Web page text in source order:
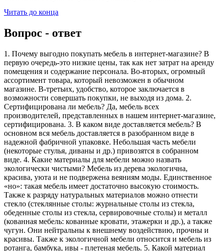
Читать до конца
Вопрос - ответ
1. Почему выгодно покупать мебель в интернет-магазине? В
первую очередь-это низкие цены, так как нет затрат на аренду
помещения и содержание персонала. Во-вторых, огромный
ассортимент товара, который невозможен в обычном
магазине. В-третьих, удобство, которое заключается в
возможности совершать покупки, не выходя из дома. 2.
Сертифицирована ли мебель? Да, мебель всех
производителей, представленных в нашем интернет-магазине,
сертифицирована. 3. В каком виде доставляется мебель? В
основном вся мебель доставляется в разобранном виде в
надежной фабричной упаковке. Небольшая часть мебели
(некоторые стулья, диваны и др.) привозятся в собранном
виде. 4. Какие материалы для мебели можно назвать
экологически чистыми? Мебель из дерева экологична,
красива, уюта и не подвержена веяниям моды. Единственное
«но»: такая мебель имеет достаточно высокую стоимость.
Также к разряду натуральных материалов можно отнести
стекло (стеклянные столы: журнальные столы из стекла,
обеденные столы из стекла, сервировочные столы) и металл
(кованная мебель: кованные кровати, этажерки и др.), а также
чугун. Они нейтральны к внешнему воздействию, прочны и
красивы. Также к экологичной мебели относится и мебель из
ротанга, бамбука, ивы - плетеная мебель. 5. Какой материал